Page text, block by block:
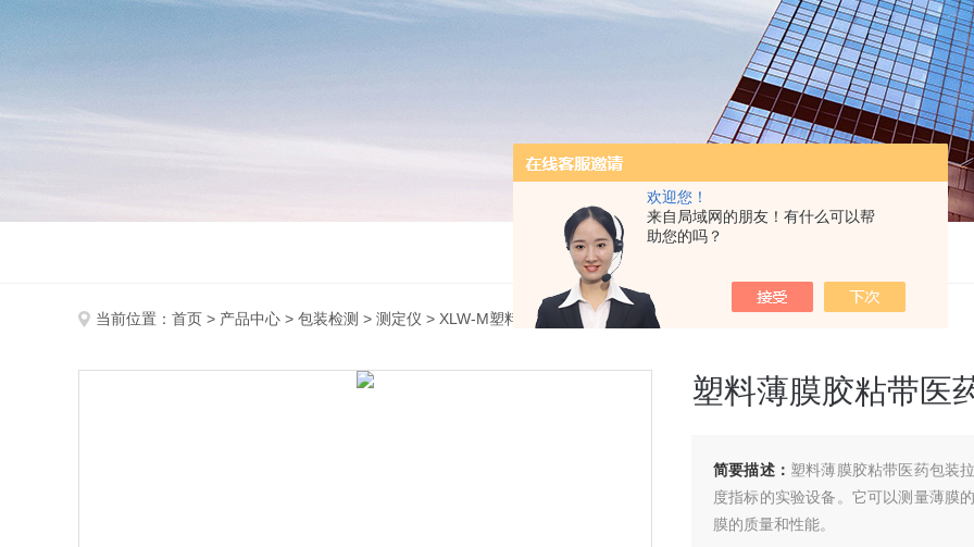
欢迎您！
来自局域网的朋友！有什么可以帮
助您的吗？
当前位置： 首页 > 产品中心 > 包装检测 > 测定仪 > XLW-M塑料薄膜胶粘带医药包装拉伸剥离力测试仪
塑料薄膜胶粘带医
简要描述： 塑料薄膜胶粘带医药包装
度指标的实验设备。它可以测量薄膜
膜的质量和性能。